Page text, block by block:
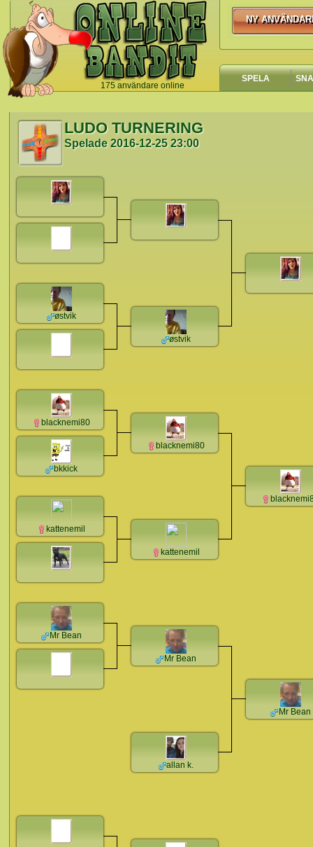
175 användare online
`
NY
NY
SPELA
LUDO TURNERING
Spelade2016-12-25 23:00
østvik
blacknemi80
bkkick
kattenemil
Mr Bean
østvik
blacknemi80
kattenemil
Mr Bean
allan k.
Mr Bean